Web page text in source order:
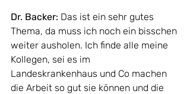
Dr. Backer: Das ist ein sehr gutes
Thema, da muss ich noch ein bisschen
weiter ausholen. Ich finde alle meine
Kollegen, sei es im
Landeskrankenhaus und Co machen
die Arbeit so gut sie können und die